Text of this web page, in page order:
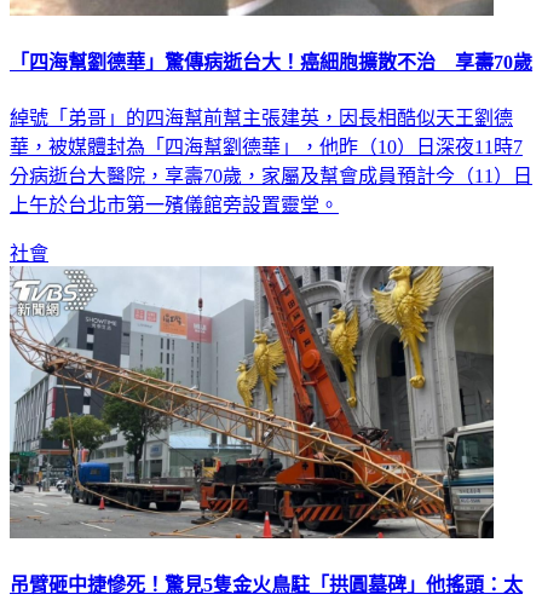
「四海幫劉德華」驚傳病逝台大！癌細胞擴散不治 享壽70歲
綽號「弟哥」的四海幫前幫主張建英，因長相酷似天王劉德
華，被媒體封為「四海幫劉德華」，他昨（10）日深夜11時7
分病逝台大醫院，享壽70歲，家屬及幫會成員預計今（11）日
上午於台北市第一殯儀館旁設置靈堂。
社會
吊臂砸中捷慘死！驚見5隻金火鳥駐「拱圓墓碑」他搖頭：太